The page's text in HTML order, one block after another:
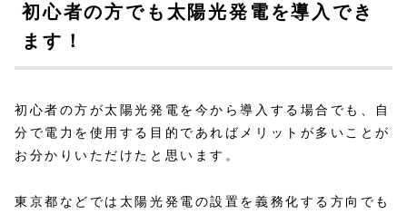
初心者の方でも太陽光発電を導入でき
ます！
初心者の方が太陽光発電を今から導入する場合でも、自
分で電力を使用する目的であればメリットが多いことが
お分かりいただけたと思います。
東京都などでは太陽光発電の設置を義務化する方向でも